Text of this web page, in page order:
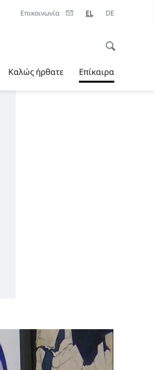
Επικοινωνία EL DE
Καλώς ήρθατε Επίκαιρα